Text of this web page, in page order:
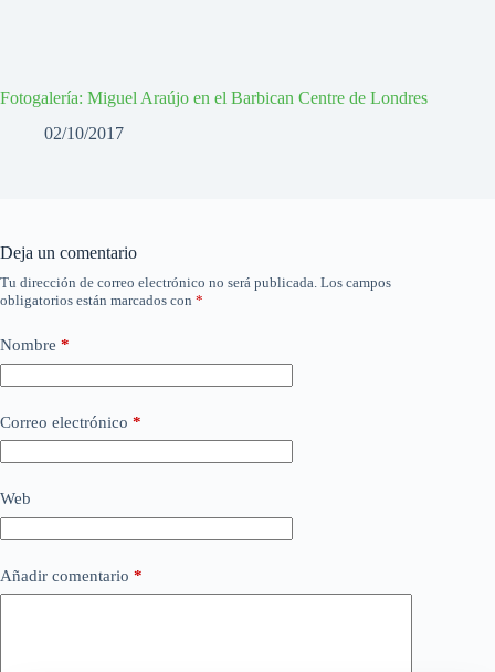
Fotogalería: Miguel Araújo en el Barbican Centre de Londres
02/10/2017
Deja un comentario
Tu dirección de correo electrónico no será publicada. Los campos
obligatorios están marcados con *
Nombre *
Correo electrónico *
Web
Añadir comentario *